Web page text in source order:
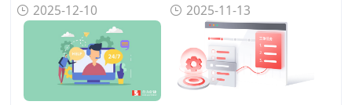
2025-12-10
2025-11-13